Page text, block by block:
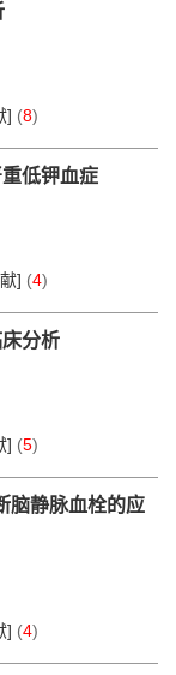
] (8)
低钾血症
] (4)
分析
] (5)
脑静脉血栓的应
] (4)